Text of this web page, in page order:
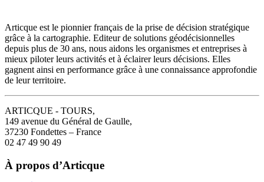
Articque est le pionnier français de la prise de décision stratégique
grâce à la cartographie. Editeur de solutions géodécisionnelles
depuis plus de 30 ans, nous aidons les organismes et entreprises à
mieux piloter leurs activités et à éclairer leurs décisions. Elles
gagnent ainsi en performance grâce à une connaissance approfondie
de leur territoire.
ARTICQUE - TOURS,
149 avenue du Général de Gaulle,
37230 Fondettes – France
02 47 49 90 49
À propos d’Articque